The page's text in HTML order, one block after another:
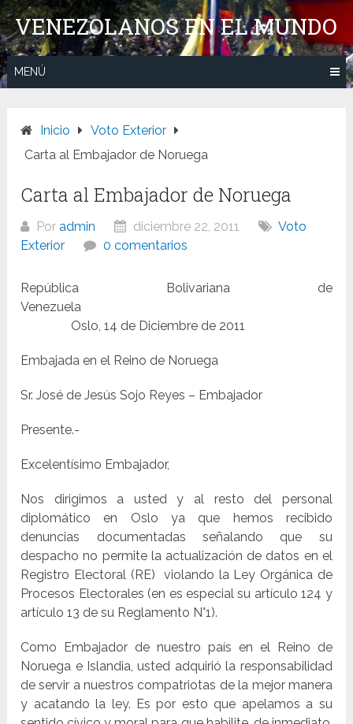
Saltar
al
contenido
VENEZOLANOS EN EL MUNDO
MENÚ
Inicio
Voto Exterior
Carta al Embajador de Noruega
Carta al Embajador de Noruega
Poradmin diciembre 22, 2011
Voto
Exterior
0 comentarios
República Bolivariana de
Venezuela
Oslo, 14 de Diciembre de 2011
Embajada en el Reino de Noruega
Sr. José de Jesús Sojo Reyes – Embajador
Presente.-
Excelentísimo Embajador,
Nos dirigimos a usted y al resto del personal
diplomático en Oslo ya que hemos recibido
denuncias documentadas señalando que su
despacho no permite la actualización de datos en el
Registro Electoral (RE) violando la Ley Orgánica de
Procesos Electorales (en es especial su artículo 124 y
artículo 13 de su Reglamento N°1).
Como Embajador de nuestro país en el Reino de
Noruega e Islandia, usted adquirió la responsabilidad
de servir a nuestros compatriotas de la mejor manera
y acatando la ley. Es por esto que apelamos a su